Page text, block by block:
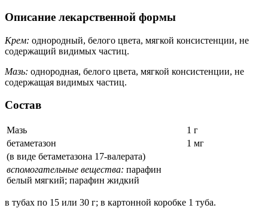
Описание лекарственной формы
Крем: однородный, белого цвета, мягкой консистенции, не
содержащий видимых частиц.
Мазь: однородная, белого цвета, мягкой консистенции, не
содержащая видимых частиц.
Состав
Мазь
1 г
бетаметазон
1 мг
(в виде бетаметазона 17-валерата)
вспомогательные вещества: парафин
белый мягкий; парафин жидкий
в тубах по 15 или 30 г; в картонной коробке 1 туба.